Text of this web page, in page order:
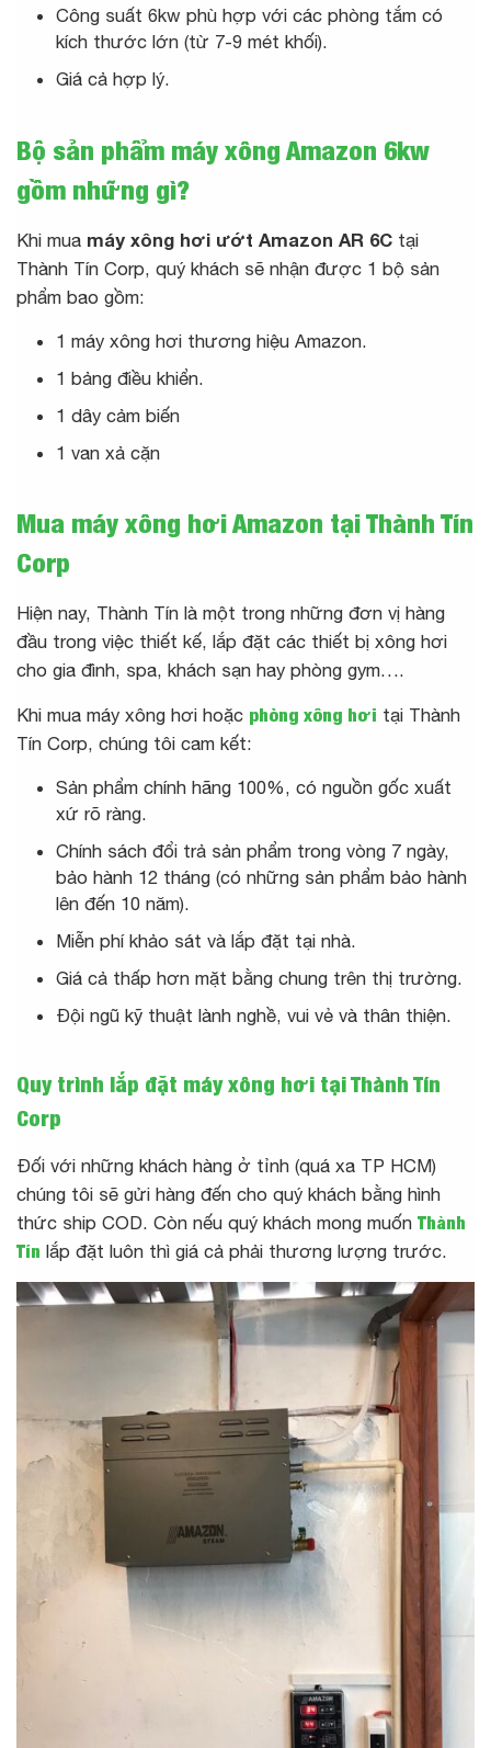
Công suất 6kw phù hợp với các phòng tắm có
kích thước lớn (từ 7-9 mét khối).
Giá cả hợp lý.
Bộ sản phẩm máy xông Amazon 6kw
gồm những gì?
Khi mua máy xông hơi ướt Amazon AR 6C tại
Thành Tín Corp, quý khách sẽ nhận được 1 bộ sản
phẩm bao gồm:
1 máy xông hơi thương hiệu Amazon.
1 bảng điều khiển.
1 dây cảm biến
1 van xả cặn
Mua máy xông hơi Amazon tại Thành Tín
Corp
Hiện nay, Thành Tín là một trong những đơn vị hàng
đầu trong việc thiết kế, lắp đặt các thiết bị xông hơi
cho gia đình, spa, khách sạn hay phòng gym….
Khi mua máy xông hơi hoặc phòng xông hơi tại Thành
Tín Corp, chúng tôi cam kết:
Sản phẩm chính hãng 100%, có nguồn gốc xuất
xứ rõ ràng.
Chính sách đổi trả sản phẩm trong vòng 7 ngày,
bảo hành 12 tháng (có những sản phẩm bảo hành
lên đến 10 năm).
Miễn phí khảo sát và lắp đặt tại nhà.
Giá cả thấp hơn mặt bằng chung trên thị trường.
Đội ngũ kỹ thuật lành nghề, vui vẻ và thân thiện.
Quy trình lắp đặt máy xông hơi tại Thành Tín
Corp
Đối với những khách hàng ở tỉnh (quá xa TP HCM)
chúng tôi sẽ gửi hàng đến cho quý khách bằng hình
thức ship COD. Còn nếu quý khách mong muốn Thành
Tín lắp đặt luôn thì giá cả phải thương lượng trước.